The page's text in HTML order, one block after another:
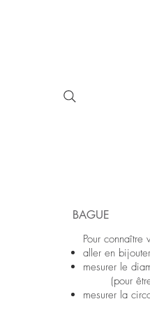
BAGUE
Pour
aller en
mesurer le
(pour
mesurer la